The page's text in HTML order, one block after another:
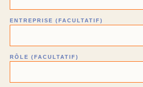
ENTREPRISE (FACULTATIF)
RÔLE (FACULTATIF)